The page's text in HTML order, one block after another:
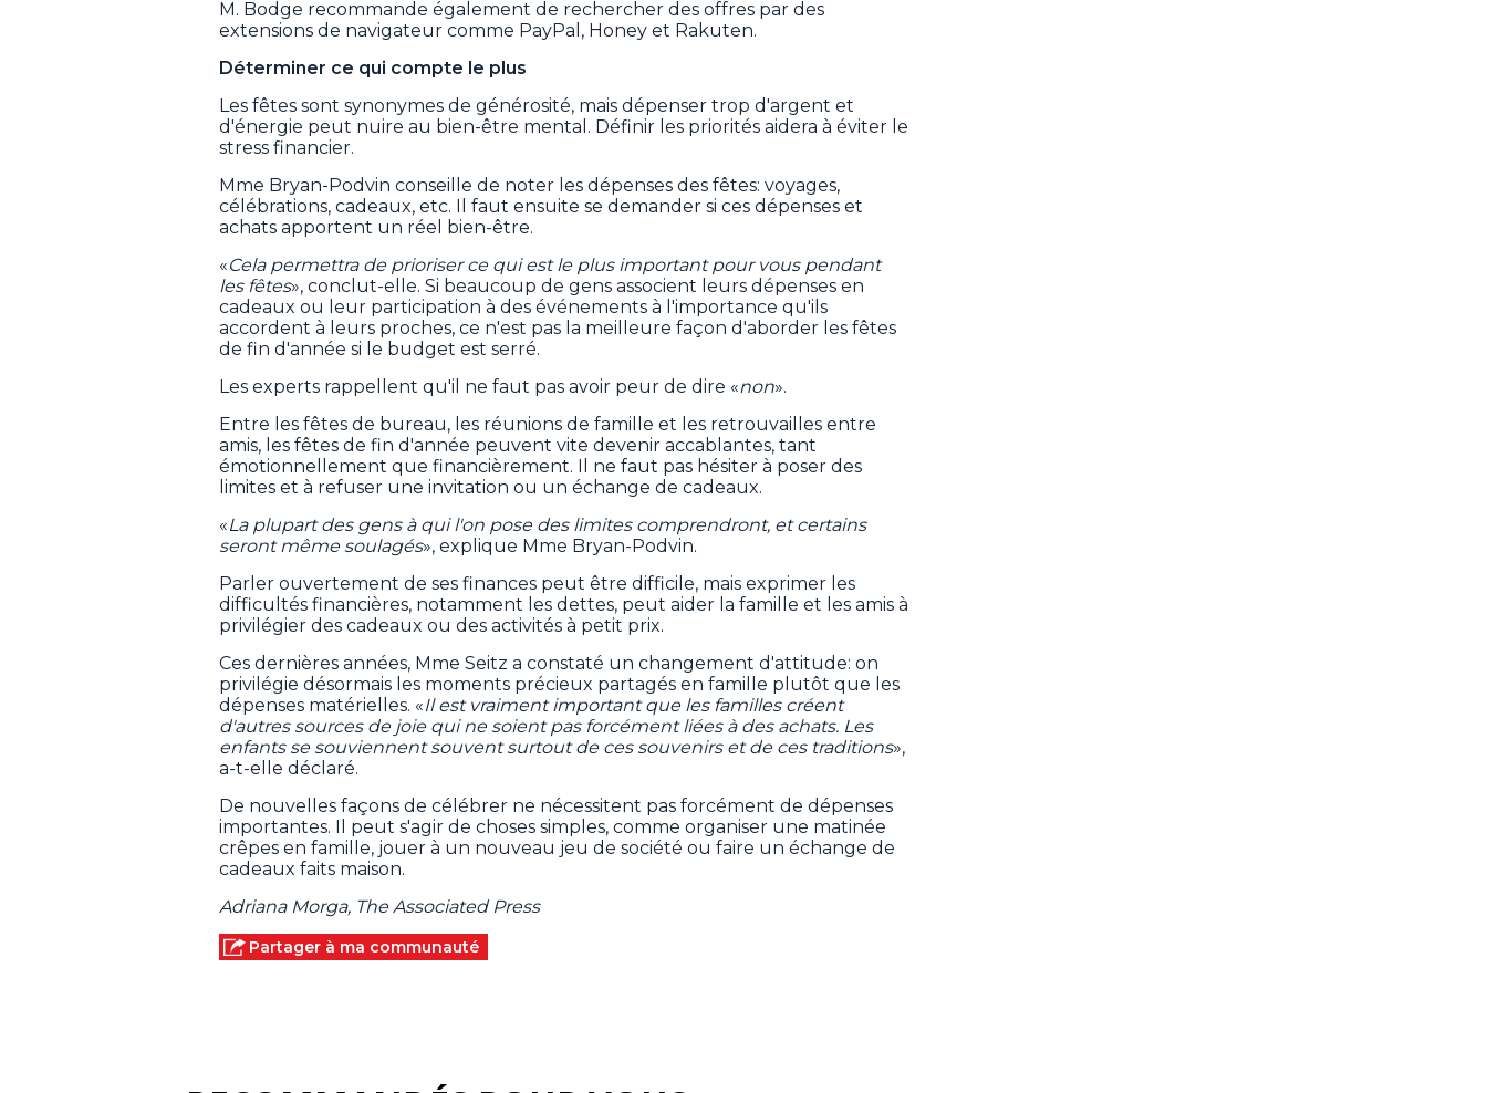
M. Bodge recommande également de rechercher des offres par des
extensions de navigateur comme PayPal, Honey et Rakuten.
Déterminer ce qui compte le plus
Les fêtes sont synonymes de générosité, mais dépenser trop d'argent et
d'énergie peut nuire au bien-être mental. Définir les priorités aidera à éviter le
stress financier.
Mme Bryan-Podvin conseille de noter les dépenses des fêtes: voyages,
célébrations, cadeaux, etc. Il faut ensuite se demander si ces dépenses et
achats apportent un réel bien-être.
«Cela permettra de prioriser ce qui est le plus important pour vous pendant
les fêtes», conclut-elle. Si beaucoup de gens associent leurs dépenses en
cadeaux ou leur participation à des événements à l'importance qu'ils
accordent à leurs proches, ce n'est pas la meilleure façon d'aborder les fêtes
de fin d'année si le budget est serré.
Les experts rappellent qu'il ne faut pas avoir peur de dire «non».
Entre les fêtes de bureau, les réunions de famille et les retrouvailles entre
amis, les fêtes de fin d'année peuvent vite devenir accablantes, tant
émotionnellement que financièrement. Il ne faut pas hésiter à poser des
limites et à refuser une invitation ou un échange de cadeaux.
«La plupart des gens à qui l'on pose des limites comprendront, et certains
seront même soulagés», explique Mme Bryan-Podvin.
Parler ouvertement de ses finances peut être difficile, mais exprimer les
difficultés financières, notamment les dettes, peut aider la famille et les amis à
privilégier des cadeaux ou des activités à petit prix.
Ces dernières années, Mme Seitz a constaté un changement d'attitude: on
privilégie désormais les moments précieux partagés en famille plutôt que les
dépenses matérielles. «Il est vraiment important que les familles créent
d'autres sources de joie qui ne soient pas forcément liées à des achats. Les
enfants se souviennent souvent surtout de ces souvenirs et de ces traditions»,
a-t-elle déclaré.
De nouvelles façons de célébrer ne nécessitent pas forcément de dépenses
importantes. Il peut s'agir de choses simples, comme organiser une matinée
crêpes en famille, jouer à un nouveau jeu de société ou faire un échange de
cadeaux faits maison.
Adriana Morga, The Associated Press
Partager à ma communauté